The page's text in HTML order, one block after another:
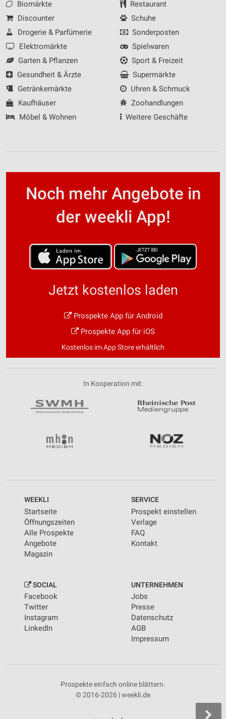
Biomärkte
Discounter
Drogerie & Parfümerie
Elektromärkte
Garten & Pflanzen
Gesundheit & Ärzte
Getränkemärkte
Kaufhäuser
Möbel & Wohnen
Restaurant
Schuhe
Sonderposten
Spielwaren
Sport & Freizeit
Supermärkte
Uhren & Schmuck
Zoohandlungen
Weitere Geschäfte
Noch mehr Angebote in
der weekli App!
Jetzt kostenlos laden
Prospekte App für Android
Prospekte App für iOS
Kostenlos im App Store erhältlich
In Kooperation mit:
WEEKLI
Startseite
Öffnungszeiten
Alle Prospekte
Angebote
Magazin
SERVICE
Prospekt einstellen
Verlage
FAQ
Kontakt
SOCIAL
Facebook
Twitter
Instagram
LinkedIn
UNTERNEHMEN
Jobs
Presse
Datenschutz
AGB
Impressum
Prospekte einfach online blättern.
© 2016-2026 | weekli.de